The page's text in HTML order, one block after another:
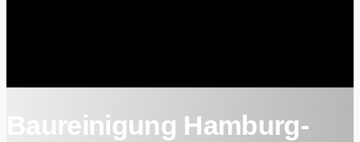
Baureinigung Hamburg-